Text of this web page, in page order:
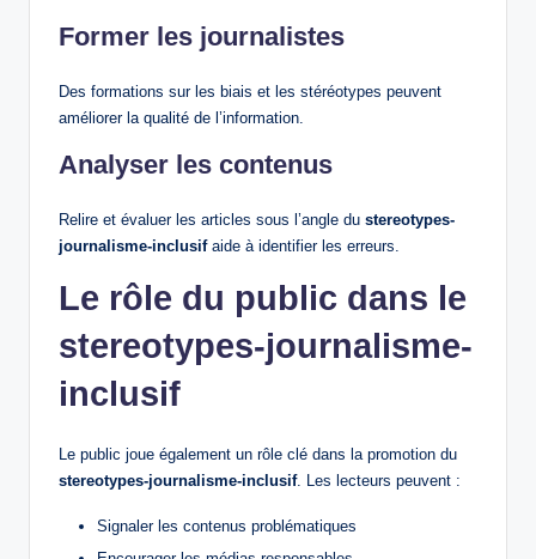
Former les journalistes
Des formations sur les biais et les stéréotypes peuvent
améliorer la qualité de l’information.
Analyser les contenus
Relire et évaluer les articles sous l’angle du stereotypes-
journalisme-inclusifaide à identifier les erreurs.
Le rôle du public dans le
stereotypes-journalisme-
inclusif
Le public joue également un rôle clé dans la promotion du
stereotypes-journalisme-inclusif. Les lecteurs peuvent :
Signaler les contenus problématiques